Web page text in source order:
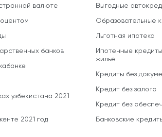
валюте
банков
узбекистана 2021
2021 год
Выгодные
Образовательные
Льготная ипотека
Ипотечные
жильё
Кредиты без
Кредит без залога
Кредит без
Банковские